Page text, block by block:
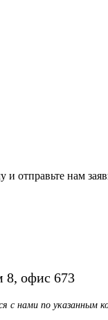
отправьте нам
8, офис 673
с нами по указанным